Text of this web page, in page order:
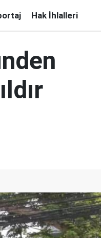
Hak İhlalleri